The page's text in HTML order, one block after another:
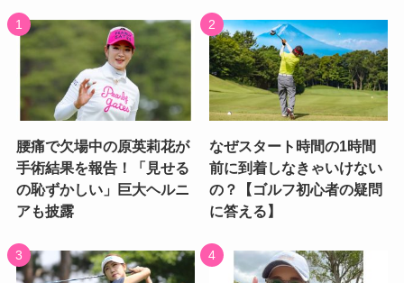
腰痛で欠場中の原英莉花が
手術結果を報告！「見せる
の恥ずかしい」巨大ヘルニ
アも披露
なぜスタート時間の1時間
前に到着しなきゃいけない
の？【ゴルフ初心者の疑問
に答える】